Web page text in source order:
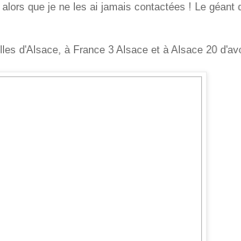
que je ne les ai jamais contactées ! Le géant
d'Alsace, à France 3 Alsace et à Alsace 20